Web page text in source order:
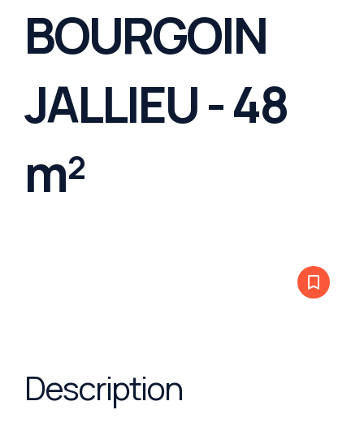
BOURGOIN
JALLIEU - 48
m²
bookmark_border
Description